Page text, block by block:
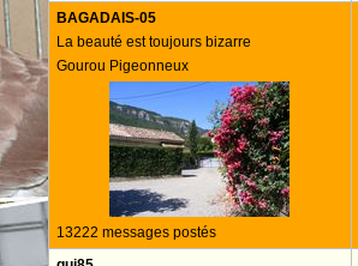
BAGADAIS-05
La beauté est toujours bizarre
Gourou Pigeonneux
13222 messages postés